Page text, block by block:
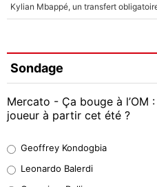
Kylian Mbappé, un transfert
Sondage
Mercato - Ça bouge à l’OM
joueur à partir cet été ?
38%
Geoffrey Kondogbia
Leonardo Balerdi